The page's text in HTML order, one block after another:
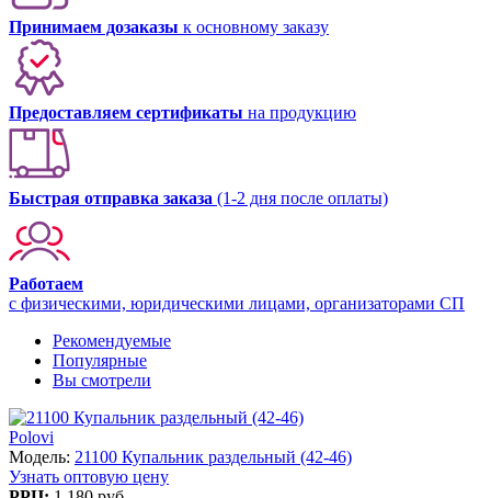
Принимаем дозаказы к основному заказу
Предоставляем сертификаты на продукцию
Быстрая отправка заказа (1-2 дня после оплаты)
Работаем
с физическими, юридическими лицами, организаторами СП
Рекомендуемые
Популярные
Вы смотрели
Polovi
Модель: 21100 Купальник раздельный (42-46)
Узнать оптовую цену